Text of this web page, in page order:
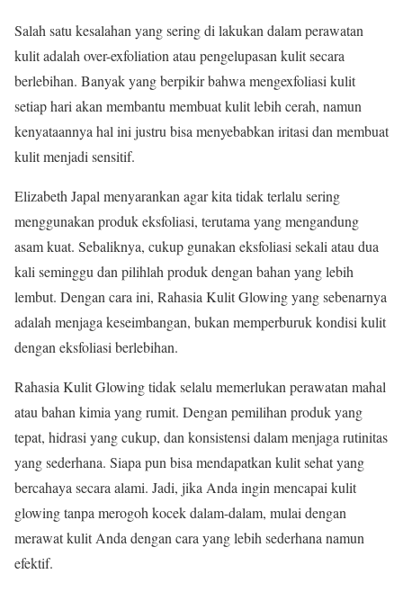
Salah satu kesalahan yang sering di lakukan dalam perawatan
kulit adalah over-exfoliation atau pengelupasan kulit secara
berlebihan. Banyak yang berpikir bahwa mengexfoliasi kulit
setiap hari akan membantu membuat kulit lebih cerah, namun
kenyataannya hal ini justru bisa menyebabkan iritasi dan membuat
kulit menjadi sensitif.
Elizabeth Japal menyarankan agar kita tidak terlalu sering
menggunakan produk eksfoliasi, terutama yang mengandung
asam kuat. Sebaliknya, cukup gunakan eksfoliasi sekali atau dua
kali seminggu dan pilihlah produk dengan bahan yang lebih
lembut. Dengan cara ini, Rahasia Kulit Glowing yang sebenarnya
adalah menjaga keseimbangan, bukan memperburuk kondisi kulit
dengan eksfoliasi berlebihan.
Rahasia Kulit Glowing tidak selalu memerlukan perawatan mahal
atau bahan kimia yang rumit. Dengan pemilihan produk yang
tepat, hidrasi yang cukup, dan konsistensi dalam menjaga rutinitas
yang sederhana. Siapa pun bisa mendapatkan kulit sehat yang
bercahaya secara alami. Jadi, jika Anda ingin mencapai kulit
glowing tanpa merogoh kocek dalam-dalam, mulai dengan
merawat kulit Anda dengan cara yang lebih sederhana namun
efektif.